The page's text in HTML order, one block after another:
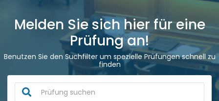
Melden Sie sich hier für eine
Prüfung an!
Benutzen Sie den Suchfilter um spezielle Prüfungen schnell zu
finden